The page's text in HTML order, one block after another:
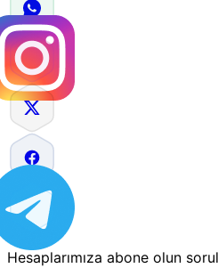
Hesaplarımıza abone olun